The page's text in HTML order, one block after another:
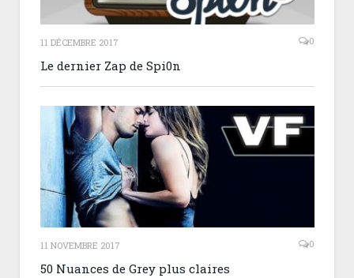
11 DÉCEMBRE 2017 0
Le dernier Zap de Spi0n
11 NOVEMBRE 2017 0
50 Nuances de Grey plus claires